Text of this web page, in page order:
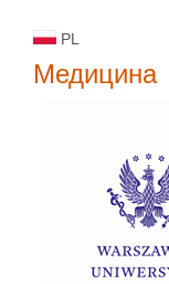
PL
Медицина